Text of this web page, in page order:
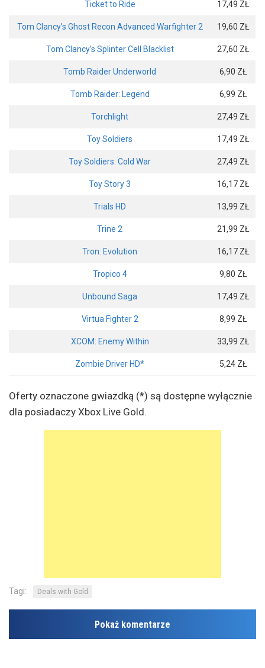
Ticket to Ride 17,49 ZŁ
Tom Clancy’s Ghost Recon Advanced Warfighter 2 19,60 ZŁ
Tom Clancy’s Splinter Cell Blacklist 27,60 ZŁ
Tomb Raider Underworld 6,90 ZŁ
Tomb Raider: Legend 6,99 ZŁ
Torchlight 27,49 ZŁ
Toy Soldiers 17,49 ZŁ
Toy Soldiers: Cold War 27,49 ZŁ
Toy Story 3 16,17 ZŁ
Trials HD 13,99 ZŁ
Trine 2 21,99 ZŁ
Tron: Evolution 16,17 ZŁ
Tropico 4 9,80 ZŁ
Unbound Saga 17,49 ZŁ
Virtua Fighter 2 8,99 ZŁ
XCOM: Enemy Within 33,99 ZŁ
Zombie Driver HD* 5,24 ZŁ
Oferty oznaczone gwiazdką (*) są dostępne wyłącznie
dla posiadaczy Xbox Live Gold.
Tagi: Deals with Gold
Pokaż komentarze